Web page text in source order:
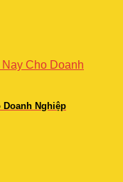
Doanh Nghiệp